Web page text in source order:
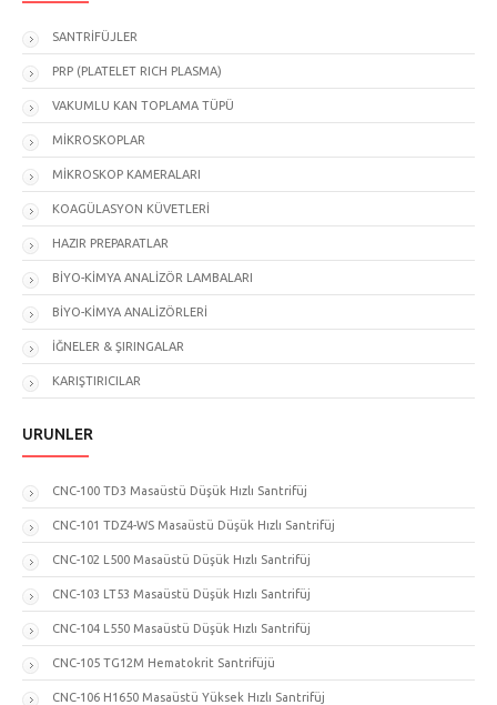
SANTRİFÜJLER
PRP (PLATELET RICH PLASMA)
VAKUMLU KAN TOPLAMA TÜPÜ
MİKROSKOPLAR
MİKROSKOP KAMERALARI
KOAGÜLASYON KÜVETLERİ
HAZIR PREPARATLAR
BİYO-KİMYA ANALİZÖR LAMBALARI
BİYO-KİMYA ANALİZÖRLERİ
İĞNELER & ŞIRINGALAR
KARIŞTIRICILAR
ÜRÜNLER
CNC-100 TD3 Masaüstü Düşük Hızlı Santrifüj
CNC-101 TDZ4-WS Masaüstü Düşük Hızlı Santrifüj
CNC-102 L500 Masaüstü Düşük Hızlı Santrifüj
CNC-103 LT53 Masaüstü Düşük Hızlı Santrifüj
CNC-104 L550 Masaüstü Düşük Hızlı Santrifüj
CNC-105 TG12M Hematokrit Santrifüjü
CNC-106 H1650 Masaüstü Yüksek Hızlı Santrifüj